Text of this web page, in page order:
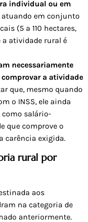
individual ou em
atuando em conjunto
(5 a 110 hectares,
a atividade rural é
necessariamente
a atividade
que, mesmo quando
o INSS, ele ainda
salário-
que comprove o
carência exigida.
rural por
aos
na categoria de
anteriormente.